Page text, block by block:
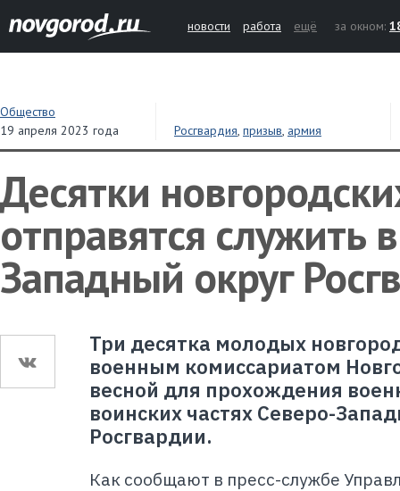
новости работа ещё за окном:
Общество
19 апреля 2023 года
Росгвардия, призыв, армия
Десятки
отправятся служить
Западный округ
Три десятка молодых
военным комиссариатом
весной для прохождения
воинских частях Северо-
Росгвардии.
Как сообщают в пресс-службе